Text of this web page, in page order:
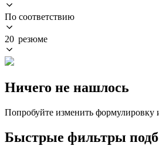
По соответствию
20 резюме
Ничего не нашлось
Попробуйте изменить формулировку
Быстрые фильтры